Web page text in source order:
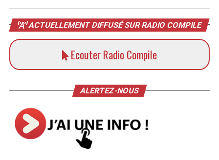
ACTUELLEMENT DIFFUSÉ SUR RADIO COMPILE
Ecouter Radio Compile
ALERTEZ-NOUS